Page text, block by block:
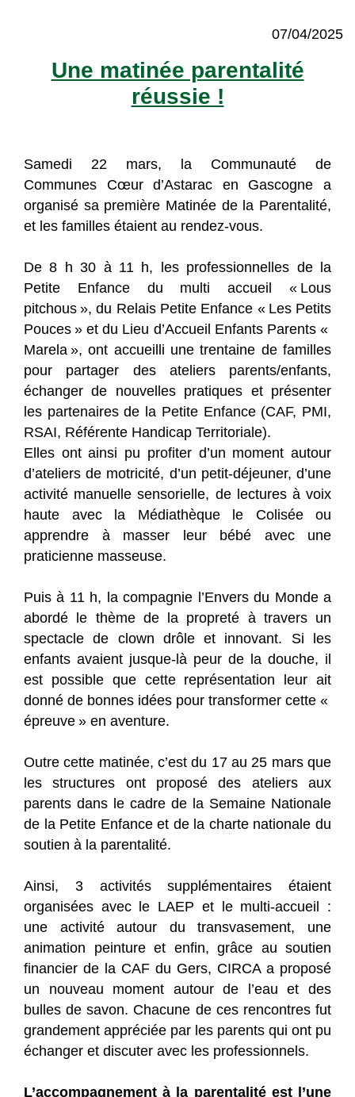
07/04/2025
Une matinée parentalité
réussie !
Samedi 22 mars, la Communauté de
Communes Cœur d’Astarac en Gascogne a
organisé sa première Matinée de la Parentalité,
et les familles étaient au rendez-vous.
De 8 h 30 à 11 h, les professionnelles de la
Petite Enfance du multi accueil « Lous
pitchous », du Relais Petite Enfance « Les Petits
Pouces » et du Lieu d’Accueil Enfants Parents «
Marela », ont accueilli une trentaine de familles
pour partager des ateliers parents/enfants,
échanger de nouvelles pratiques et présenter
les partenaires de la Petite Enfance (CAF, PMI,
RSAI, Référente Handicap Territoriale).
Elles ont ainsi pu profiter d’un moment autour
d’ateliers de motricité, d’un petit-déjeuner, d’une
activité manuelle sensorielle, de lectures à voix
haute avec la Médiathèque le Colisée ou
apprendre à masser leur bébé avec une
praticienne masseuse.
Puis à 11 h, la compagnie l’Envers du Monde a
abordé le thème de la propreté à travers un
spectacle de clown drôle et innovant. Si les
enfants avaient jusque-là peur de la douche, il
est possible que cette représentation leur ait
donné de bonnes idées pour transformer cette «
épreuve » en aventure.
Outre cette matinée, c’est du 17 au 25 mars que
les structures ont proposé des ateliers aux
parents dans le cadre de la Semaine Nationale
de la Petite Enfance et de la charte nationale du
soutien à la parentalité.
Ainsi, 3 activités supplémentaires étaient
organisées avec le LAEP et le multi-accueil :
une activité autour du transvasement, une
animation peinture et enfin, grâce au soutien
financier de la CAF du Gers, CIRCA a proposé
un nouveau moment autour de l’eau et des
bulles de savon. Chacune de ces rencontres fut
grandement appréciée par les parents qui ont pu
échanger et discuter avec les professionnels.
L’accompagnement à la parentalité est l’une